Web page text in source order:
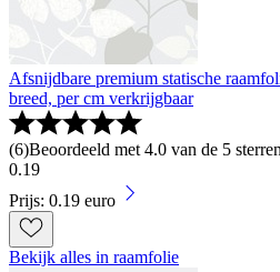
Afsnijdbare premium statische
breed, per cm verkrijgbaar
(6)Beoordeeld met 4.0 van de 5
0.19
Prijs: 0.19 euro
Bekijk alles in raamfolie